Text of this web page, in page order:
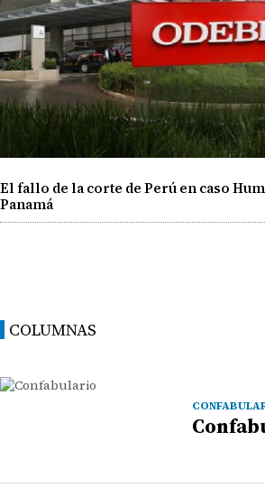
El fallo de la corte de Perú en caso
Panamá
COLUMNAS